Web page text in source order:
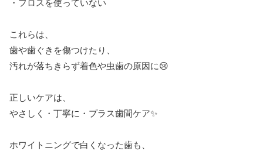
・フロスを使っていない
これらは、
歯や歯ぐきを傷つけたり、
汚れが落ちきらず着色や虫歯の原因に😢
正しいケアは、
やさしく・丁寧に・プラス歯間ケア✨
ホワイトニングで白くなった歯も、